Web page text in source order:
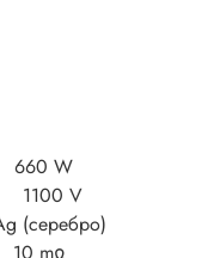
660 W
1100 V
(серебро)